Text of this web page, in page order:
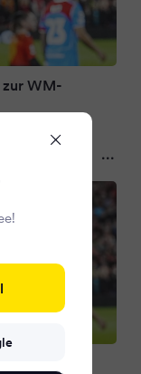
WM-
WM-